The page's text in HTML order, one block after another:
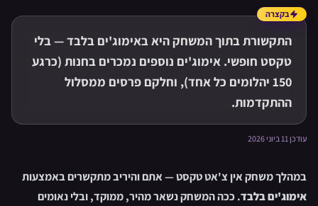
בקצרה
התקשורת בתוך המשחק היא באימוג'ים בלבד — בלי
טקסט חופשי. אימוג'ים נוספים נמכרים בחנות (כרגע
150 יהלומים כל אחד), וחלקם פרסים ממסלול
ההתקדמות.
עודכן 11 ביוני 2026
במהלך משחק אין צ'אט טקסט — אתם והיריב מתקשרים באמצעות
אימוג'ים בלבד. ככה המשחק נשאר מהיר, ממוקד, ובלי נאומים